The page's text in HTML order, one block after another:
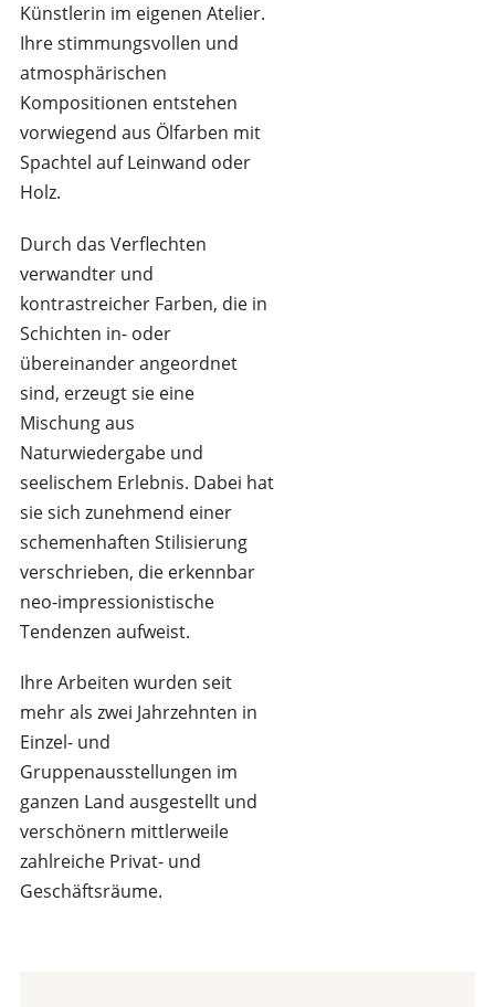
Künstlerin im eigenen Atelier.
Ihre stimmungsvollen und
atmosphärischen
Kompositionen entstehen
vorwiegend aus Ölfarben mit
Spachtel auf Leinwand oder
Holz.
Durch das Verflechten
verwandter und
kontrastreicher Farben, die in
Schichten in- oder
übereinander angeordnet
sind, erzeugt sie eine
Mischung aus
Naturwiedergabe und
seelischem Erlebnis. Dabei hat
sie sich zunehmend einer
schemenhaften Stilisierung
verschrieben, die erkennbar
neo-impressionistische
Tendenzen aufweist.
Ihre Arbeiten wurden seit
mehr als zwei Jahrzehnten in
Einzel- und
Gruppenausstellungen im
ganzen Land ausgestellt und
verschönern mittlerweile
zahlreiche Privat- und
Geschäftsräume.